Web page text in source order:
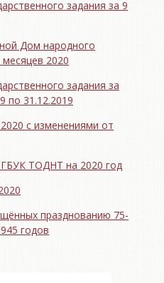
задания за 9
Дом народного
2020
задания за
по 31.12.2019
с изменениями от
ГБУК ТОДНТ на 2020 год
празднованию 75-
годов